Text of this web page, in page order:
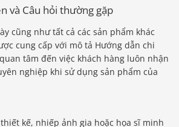
và Câu hỏi thường gặp
cũng như tất cả các sản phẩm khác
cung cấp với mô tả Hướng dẫn chi
tâm đến việc khách hàng luôn nhận
nghiệp khi sử dụng sản phẩm của
kế, nhiếp ảnh gia hoặc họa sĩ minh